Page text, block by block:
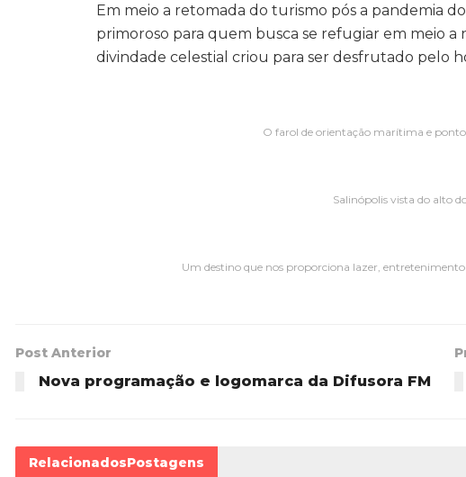
Em meio a retomada do turismo pós a pandemia
primoroso para quem busca se refugiar em meio
divindade celestial criou para ser desfrutado pelo
O farol de orientação marítima e
Salinópolis vista do alto
Um destino que nos proporciona lazer,
Post Anterior
Nova programação e logomarca da Difusora FM
RelacionadosPostagens